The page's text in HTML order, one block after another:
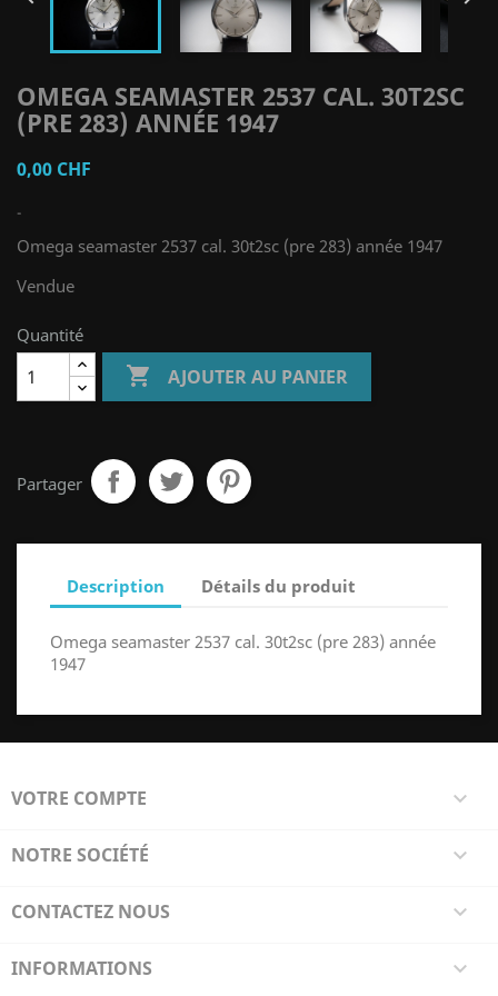
OMEGA SEAMASTER 2537 CAL. 30T2SC
(PRE 283) ANNÉE 1947
0,00 CHF
-
Omega seamaster 2537 cal. 30t2sc (pre 283) année 1947
Vendue
Quantité
 AJOUTER AU PANIER
Partager
Description Détails du produit
Omega seamaster 2537 cal. 30t2sc (pre 283) année
1947
VOTRE COMPTE 
NOTRE SOCIÉTÉ 
CONTACTEZ NOUS 
INFORMATIONS 